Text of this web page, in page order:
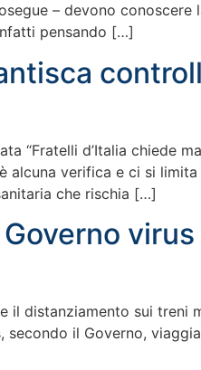
– devono
pensando […]
“Fratelli d’Italia chiede
alcuna verifica e ci si
che rischia […]
il distanziamento sui
il Governo,